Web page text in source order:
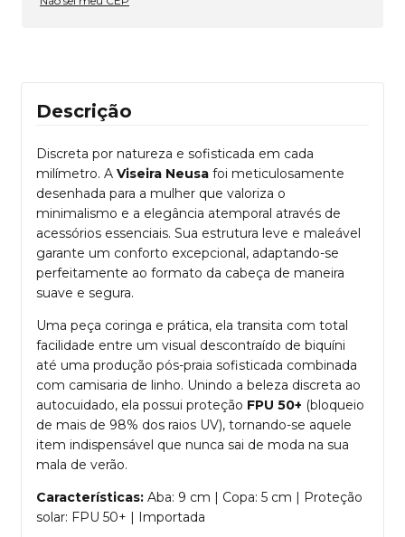
Descrição
Discreta por natureza e sofisticada em cada
milímetro. A Viseira Neusa foi meticulosamente
desenhada para a mulher que valoriza o
minimalismo e a elegância atemporal através de
acessórios essenciais. Sua estrutura leve e maleável
garante um conforto excepcional, adaptando-se
perfeitamente ao formato da cabeça de maneira
suave e segura.
Uma peça coringa e prática, ela transita com total
facilidade entre um visual descontraído de biquíni
até uma produção pós-praia sofisticada combinada
com camisaria de linho. Unindo a beleza discreta ao
autocuidado, ela possui proteção FPU 50+ (bloqueio
de mais de 98% dos raios UV), tornando-se aquele
item indispensável que nunca sai de moda na sua
mala de verão.
Características: Aba: 9 cm | Copa: 5 cm | Proteção
solar: FPU 50+ | Importada